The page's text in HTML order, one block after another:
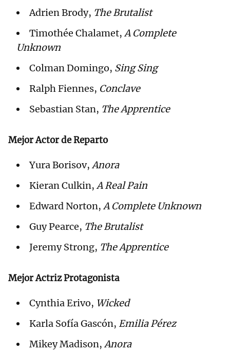
Adrien Brody, The Brutalist
Timothée Chalamet,A Complete
Unknown
Colman Domingo, Sing Sing
Ralph Fiennes, Conclave
Sebastian Stan, The Apprentice
Mejor Actor de Reparto
Yura Borisov,Anora
Kieran Culkin,A Real Pain
Edward Norton,A Complete Unknown
Guy Pearce, The Brutalist
Jeremy Strong, The Apprentice
Mejor Actriz Protagonista
Cynthia Erivo, Wicked
Karla Sofía Gascón, Emilia Pérez
Mikey Madison,Anora